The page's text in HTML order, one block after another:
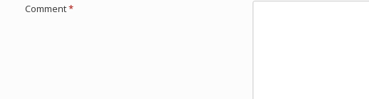
Comment*